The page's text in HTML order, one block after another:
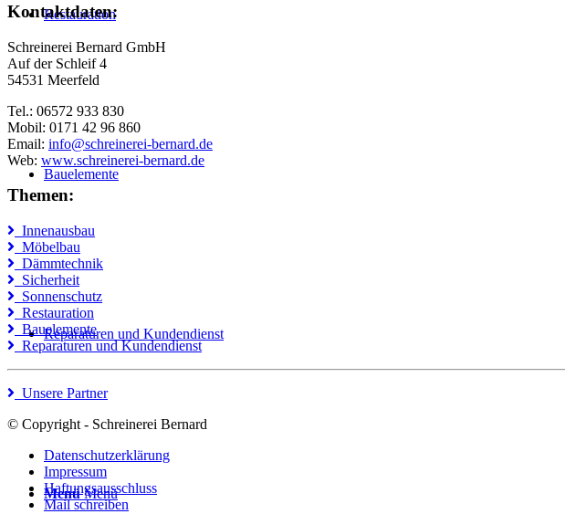
Restauration
Bauelemente
Reparaturen und Kundendienst
Menü Menü
Kontaktdaten:
Schreinerei Bernard GmbH
Auf der Schleif 4
54531 Meerfeld
Tel.: 06572 933 830
Mobil: 0171 42 96 860
Email: info@schreinerei-bernard.de
Web: www.schreinerei-bernard.de
Themen:
Innenausbau
Möbelbau
Dämmtechnik
Sicherheit
Sonnenschutz
Restauration
Bauelemente
Reparaturen und Kundendienst
Unsere Partner
© Copyright - Schreinerei Bernard
Datenschutzerklärung
Impressum
Haftungsausschluss
Mail schreiben